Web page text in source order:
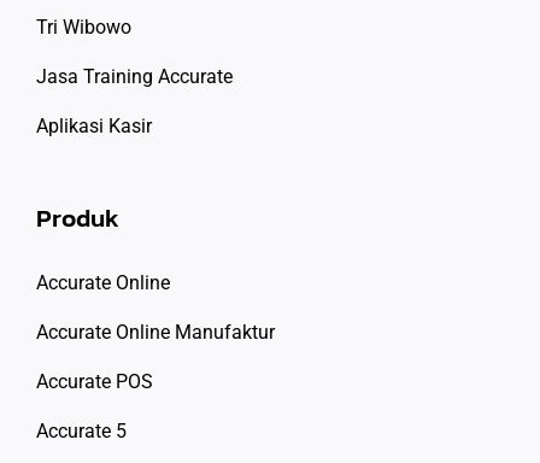
Tri Wibowo
Jasa Training Accurate
Aplikasi Kasir
Produk
Accurate Online
Accurate Online Manufaktur
Accurate POS
Accurate 5